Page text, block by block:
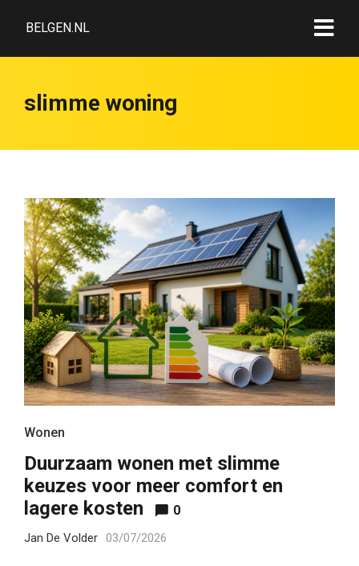
BELGEN.NL
slimme woning
Wonen
Duurzaam wonen met slimme
keuzes voor meer comfort en
lagere kosten
0
Jan De Volder 03/07/2026